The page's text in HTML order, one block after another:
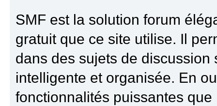
SMF est la solution forum
gratuit que ce site utilise. Il
dans des sujets de
intelligente et organisée. En
fonctionnalités puissantes